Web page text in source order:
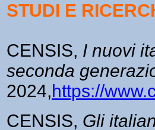
STUDI E
CENSIS, I nuovi
seconda
2024,https://
CENSIS, Gli